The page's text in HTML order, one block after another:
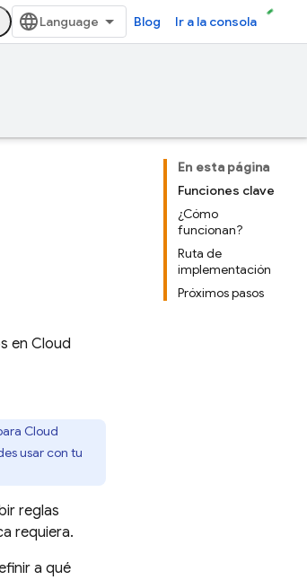
Blog Ir a la consola
En esta página
Funciones clave
¿Cómo
funcionan?
Ruta de
implementación
Próximos pasos
en Cloud
Cloud
usar con tu
reglas
requiera.
a qué